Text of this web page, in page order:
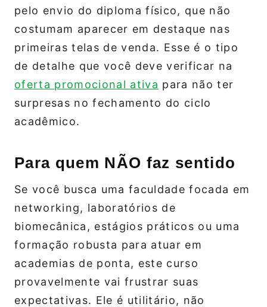
pelo envio do diploma físico, que não
costumam aparecer em destaque nas
primeiras telas de venda. Esse é o tipo
de detalhe que você deve verificar na
oferta promocional ativa para não ter
surpresas no fechamento do ciclo
acadêmico.
Para quem NÃO faz sentido
Se você busca uma faculdade focada em
networking, laboratórios de
biomecânica, estágios práticos ou uma
formação robusta para atuar em
academias de ponta, este curso
provavelmente vai frustrar suas
expectativas. Ele é utilitário, não